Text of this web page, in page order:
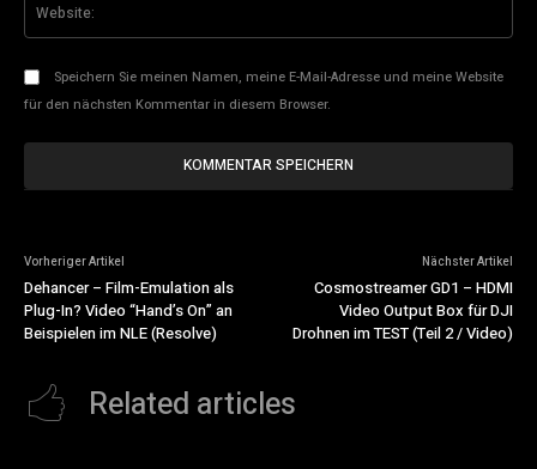
Speichern Sie meinen Namen, meine E-Mail-Adresse und meine Website
für den nächsten Kommentar in diesem Browser.
Vorheriger Artikel
Dehancer – Film-Emulation als
Plug-In? Video “Hand’s On” an
Beispielen im NLE (Resolve)
Nächster Artikel
Cosmostreamer GD1 – HDMI
Video Output Box für DJI
Drohnen im TEST (Teil 2 / Video)
Related articles